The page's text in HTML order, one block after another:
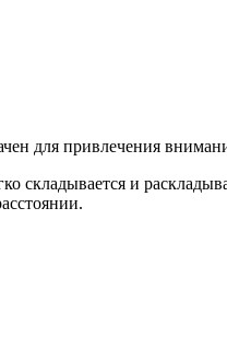
для привлечения
складывается и